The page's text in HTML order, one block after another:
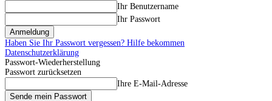
Ihr Benutzername
Ihr Passwort
Haben Sie Ihr Passwort vergessen? Hilfe bekommen
Datenschutzerklärung
Passwort-Wiederherstellung
Passwort zurücksetzen
Ihre E-Mail-Adresse